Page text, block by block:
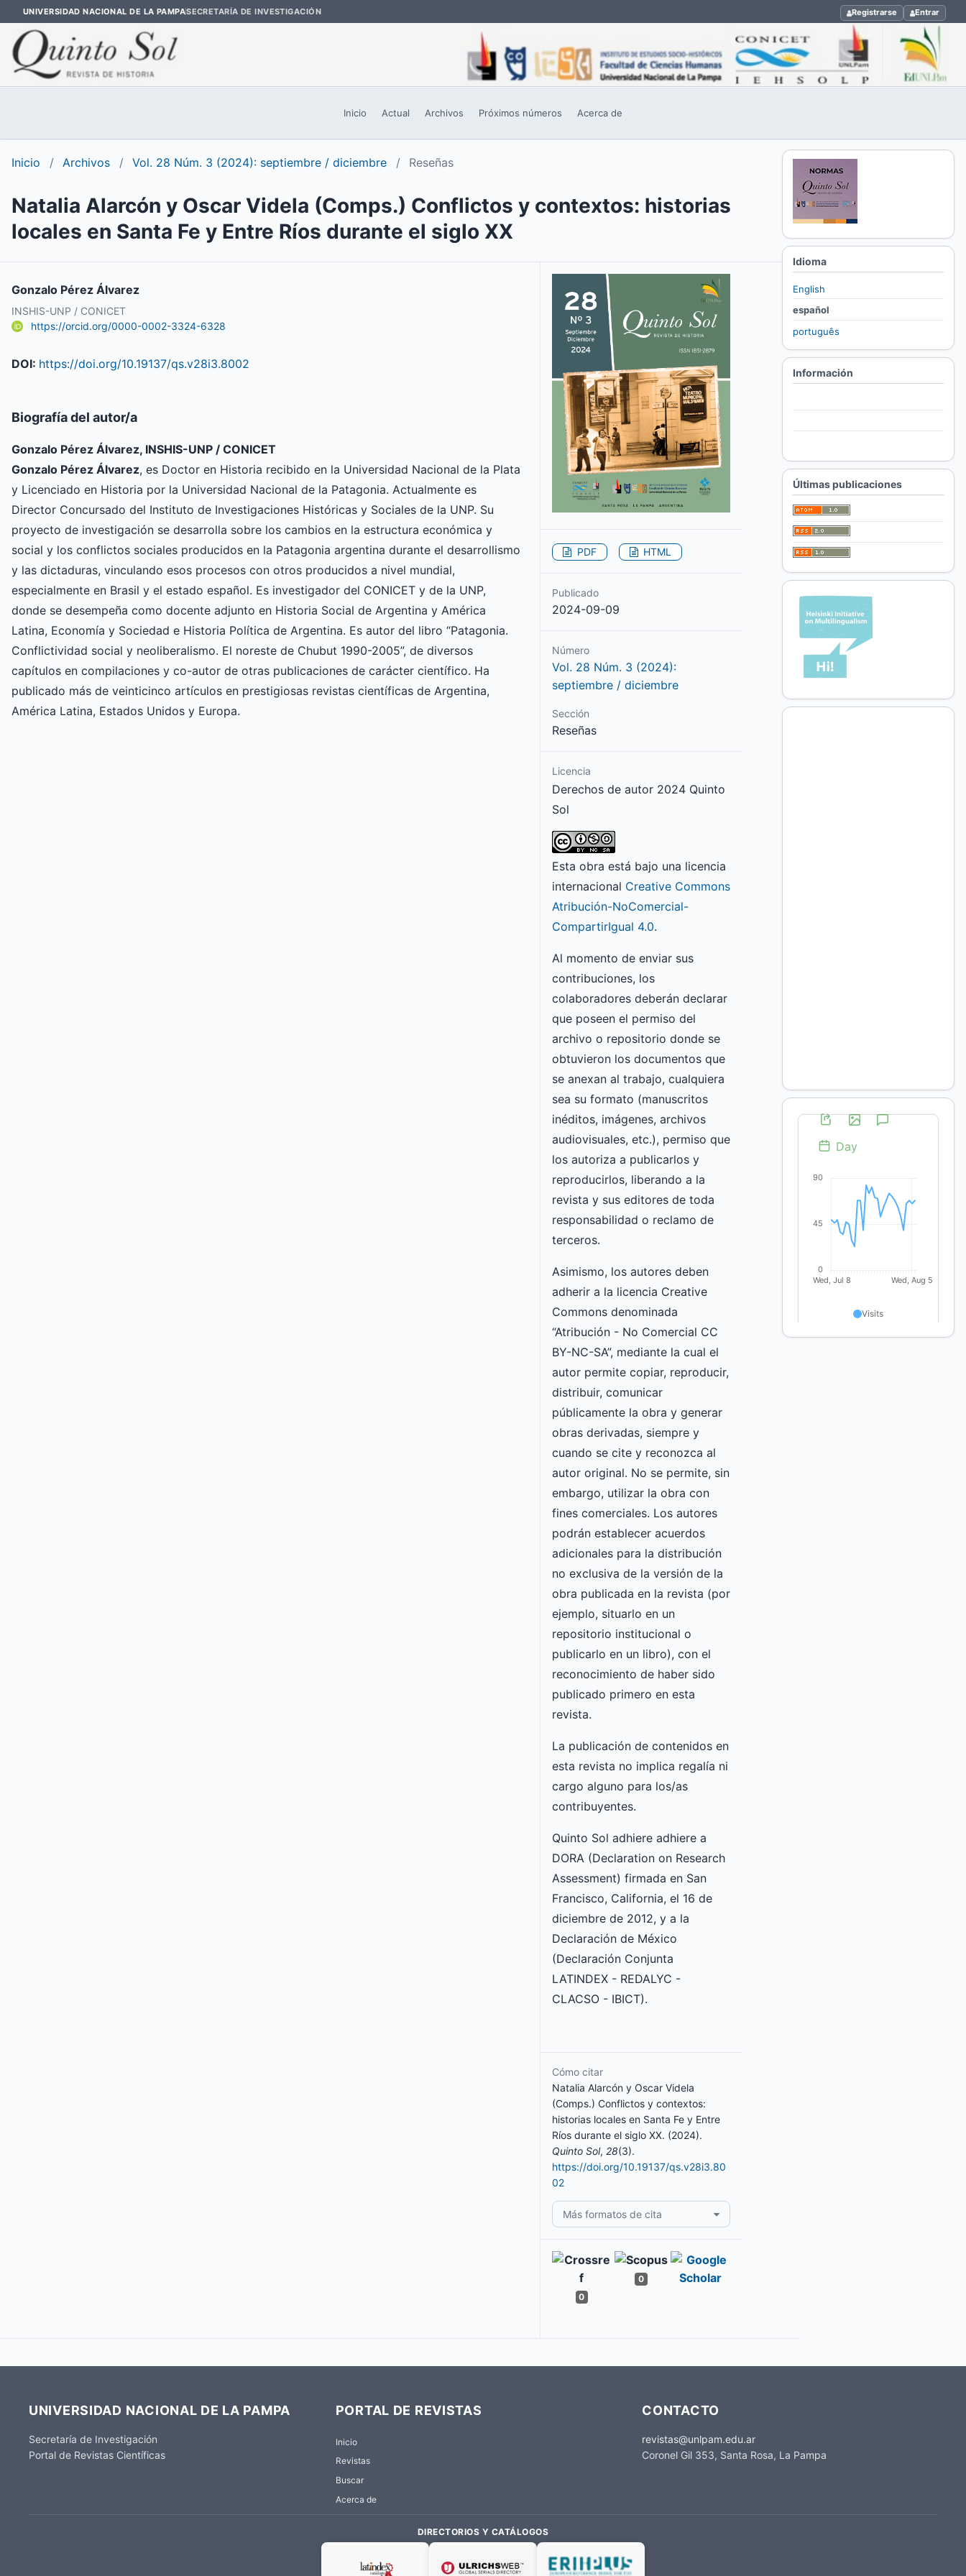
UNIVERSIDAD NACIONAL DE LA PAMPASECRETARÍA DE INVESTIGACIÓN Registrarse Entrar
Inicio Actual Archivos Próximos números Acerca de
Inicio / Archivos / Vol. 28 Núm. 3 (2024): septiembre / diciembre / Reseñas
Natalia Alarcón y Oscar Videla (Comps.) Conflictos y contextos: historias
locales en Santa Fe y Entre Ríos durante el siglo XX
Gonzalo Pérez Álvarez
INSHIS-UNP / CONICET
https://orcid.org/0000-0002-3324-6328
DOI: https://doi.org/10.19137/qs.v28i3.8002
Biografía del autor/a
Gonzalo Pérez Álvarez, INSHIS-UNP / CONICET
Gonzalo Pérez Álvarez, es Doctor en Historia recibido en la Universidad Nacional de la Plata
y Licenciado en Historia por la Universidad Nacional de la Patagonia. Actualmente es
Director Concursado del Instituto de Investigaciones Históricas y Sociales de la UNP. Su
proyecto de investigación se desarrolla sobre los cambios en la estructura económica y
social y los conflictos sociales producidos en la Patagonia argentina durante el desarrollismo
y las dictaduras, vinculando esos procesos con otros producidos a nivel mundial,
especialmente en Brasil y el estado español. Es investigador del CONICET y de la UNP,
donde se desempeña como docente adjunto en Historia Social de Argentina y América
Latina, Economía y Sociedad e Historia Política de Argentina. Es autor del libro “Patagonia.
Conflictividad social y neoliberalismo. El noreste de Chubut 1990-2005”, de diversos
capítulos en compilaciones y co-autor de otras publicaciones de carácter científico. Ha
publicado más de veinticinco artículos en prestigiosas revistas científicas de Argentina,
América Latina, Estados Unidos y Europa.
PDF HTML
Publicado
2024-09-09
Número
Vol. 28 Núm. 3 (2024):
septiembre / diciembre
Sección
Reseñas
Licencia
Derechos de autor 2024 Quinto
Sol
Esta obra está bajo una licencia
internacional Creative Commons
Atribución-NoComercial-
CompartirIgual 4.0.
Al momento de enviar sus
contribuciones, los
colaboradores deberán declarar
que poseen el permiso del
archivo o repositorio donde se
obtuvieron los documentos que
se anexan al trabajo, cualquiera
sea su formato (manuscritos
inéditos, imágenes, archivos
audiovisuales, etc.), permiso que
los autoriza a publicarlos y
reproducirlos, liberando a la
revista y sus editores de toda
responsabilidad o reclamo de
terceros.
Asimismo, los autores deben
adherir a la licencia Creative
Commons denominada
“Atribución - No Comercial CC
BY-NC-SA”, mediante la cual el
autor permite copiar, reproducir,
distribuir, comunicar
públicamente la obra y generar
obras derivadas, siempre y
cuando se cite y reconozca al
autor original. No se permite, sin
embargo, utilizar la obra con
fines comerciales. Los autores
podrán establecer acuerdos
adicionales para la distribución
no exclusiva de la versión de la
obra publicada en la revista (por
ejemplo, situarlo en un
repositorio institucional o
publicarlo en un libro), con el
reconocimiento de haber sido
publicado primero en esta
revista.
La publicación de contenidos en
esta revista no implica regalía ni
cargo alguno para los/as
contribuyentes.
Quinto Sol adhiere adhiere a
DORA (Declaration on Research
Assessment) firmada en San
Francisco, California, el 16 de
diciembre de 2012, y a la
Declaración de México
(Declaración Conjunta
LATINDEX - REDALYC -
CLACSO - IBICT).
Cómo citar
Natalia Alarcón y Oscar Videla
(Comps.) Conflictos y contextos:
historias locales en Santa Fe y Entre
Ríos durante el siglo XX. (2024).
Quinto Sol, 28(3).
https://doi.org/10.19137/qs.v28i3.80
02
Más formatos de cita
0
0
Idioma
English
español
português
Información
Últimas publicaciones
UNIVERSIDAD NACIONAL DE LA PAMPA
Secretaría de Investigación
Portal de Revistas Científicas
PORTAL DE REVISTAS
Inicio
Revistas
Buscar
Acerca de
CONTACTO
revistas@unlpam.edu.ar
Coronel Gil 353, Santa Rosa, La Pampa
DIRECTORIOS Y CATÁLOGOS